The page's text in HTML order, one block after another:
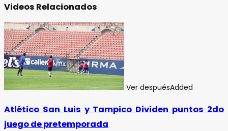
Videos Relacionados
Ver despuésAdded
Atlético San Luis y Tampico Dividen puntos 2do
juego de pretemporada